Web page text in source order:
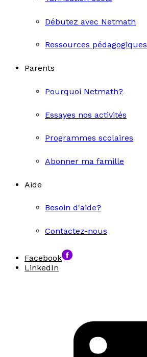
Débutez avec Netmath
Ressources pédagogiques
Parents
Pourquoi Netmath?
Essayes nos activités
Programmes scolaires
Abonner ma famille
Aide
Besoin d'aide?
Contactez-nous
Facebook
LinkedIn